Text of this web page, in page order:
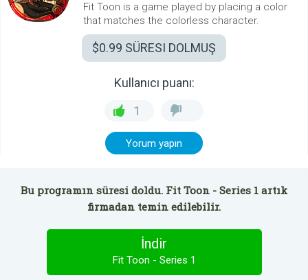
Fit Toon is a game played by placing a color
that matches the colorless character.
$0.99 SÜRESI DOLMUŞ
Kullanıcı puanı:
1
Yorum yapın
Bu programın süresi doldu. Fit Toon - Series 1 artık
firmadan temin edilebilir.
İndir
Fit Toon - Series 1